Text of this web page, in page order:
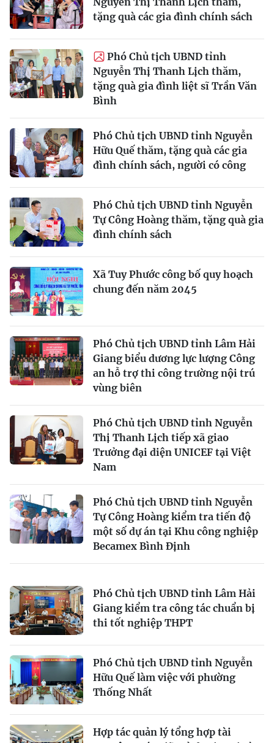
tặng quà các gia đình chính sách
Phó Chủ tịch UBND tỉnh
Nguyễn Thị Thanh Lịch thăm,
tặng quà gia đình liệt sĩ Trần Văn
Bình
Phó Chủ tịch UBND tỉnh Nguyễn
Hữu Quế thăm, tặng quà các gia
đình chính sách, người có công
Phó Chủ tịch UBND tỉnh Nguyễn
Tự Công Hoàng thăm, tặng quà gia
đình chính sách
Xã Tuy Phước công bố quy hoạch
chung đến năm 2045
Phó Chủ tịch UBND tỉnh Lâm Hải
Giang biểu dương lực lượng Công
an hỗ trợ thi công trường nội trú
vùng biên
Phó Chủ tịch UBND tỉnh Nguyễn
Thị Thanh Lịch tiếp xã giao
Trưởng đại diện UNICEF tại Việt
Nam
Phó Chủ tịch UBND tỉnh Nguyễn
Tự Công Hoàng kiểm tra tiến độ
một số dự án tại Khu công nghiệp
Becamex Bình Định
Phó Chủ tịch UBND tỉnh Lâm Hải
Giang kiểm tra công tác chuẩn bị
thi tốt nghiệp THPT
Phó Chủ tịch UBND tỉnh Nguyễn
Hữu Quế làm việc với phường
Thống Nhất
Hợp tác quản lý tổng hợp tài